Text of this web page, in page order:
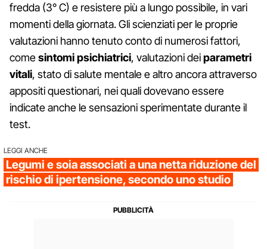
fredda (3° C) e resistere più a lungo possibile, in vari
momenti della giornata. Gli scienziati per le proprie
valutazioni hanno tenuto conto di numerosi fattori,
comesintomi psichiatrici, valutazioni deiparametri
vitali, stato di salute mentale e altro ancora attraverso
appositi questionari, nei quali dovevano essere
indicate anche le sensazioni sperimentate durante il
test.
LEGGI ANCHE
Legumi e soia associati a una netta riduzione del
rischio di ipertensione, secondo uno studio